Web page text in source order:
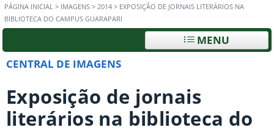
PÁGINA INICIAL > IMAGENS > 2014 > EXPOSIÇÃO DE JORNAIS LITERÁRIOS NA
BIBLIOTECA DO CAMPUS GUARAPARI
MENU
CENTRAL DE IMAGENS
Exposição de jornais
literários na biblioteca do